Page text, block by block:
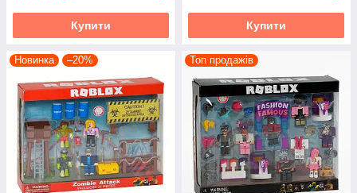
Купити Купити
Новинка –20% Топ продажів